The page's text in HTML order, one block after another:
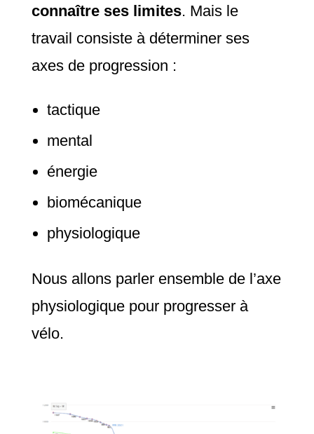
connaître ses limites. Mais le
travail consiste à déterminer ses
axes de progression :
tactique
mental
énergie
biomécanique
physiologique
Nous allons parler ensemble de l’axe
physiologique pour progresser à
vélo.